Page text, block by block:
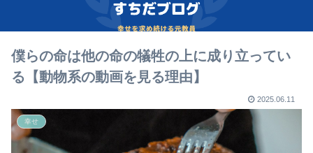
僕らの命は他の命の犠牲の上に成り立ってい
る【動物系の動画を見る理由】
2025.06.11
幸せ